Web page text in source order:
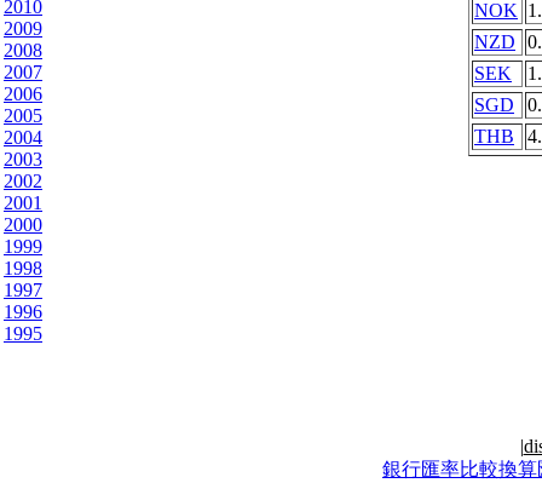
2010
2009
2008
2007
2006
2005
2004
2003
2002
2001
2000
1999
1998
1997
1996
1995
NOK
NZD
SEK
SGD
THB
|
銀行匯率比較換算